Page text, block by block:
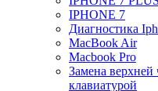
IPHONE 7
Диагностика
MacBook Air
Macbook Pro
Замена верхней
клавиатурой